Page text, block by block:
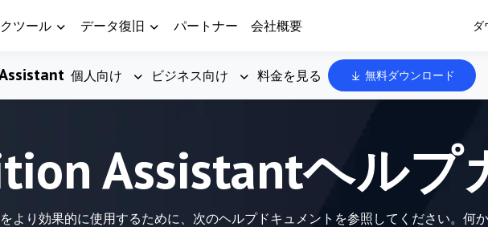
ツール データ復旧 パートナー 会社概要 ダ
個人向け ビジネス向け 料金を見る 無料ダウンロード
Assistantヘルプ
より効果的に使用するために、次のヘルプドキュメントを参照してください。何か